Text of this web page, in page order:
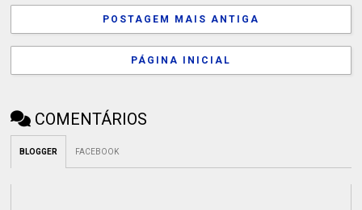
POSTAGEM MAIS ANTIGA
PÁGINA INICIAL
COMENTÁRIOS
BLOGGER FACEBOOK